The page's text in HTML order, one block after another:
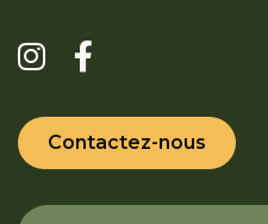
Contactez-nous